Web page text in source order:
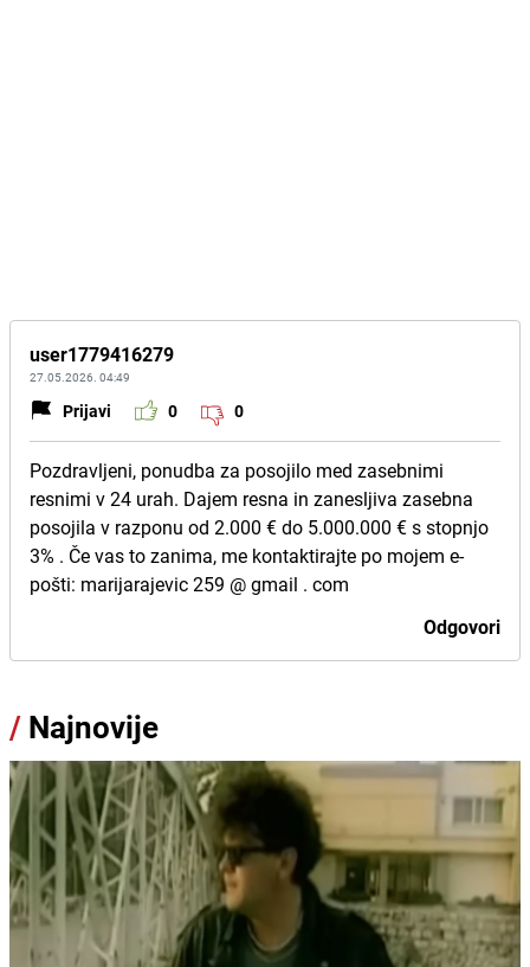
user1779416279
27.05.2026. 04:49
Prijavi 0 0
Pozdravljeni, ponudba za posojilo med zasebnimi
resnimi v 24 urah. Dajem resna in zanesljiva zasebna
posojila v razponu od 2.000 € do 5.000.000 € s stopnjo
3% . Če vas to zanima, me kontaktirajte po mojem e-
pošti: marijarajevic 259 @ gmail . com
Odgovori
/ Najnovije